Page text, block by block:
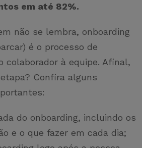
em até 82%.
não se lembra, onboarding
é o processo de
colaborador à equipe. Afinal,
Confira alguns
do onboarding, incluindo os
e o que fazer em cada dia;